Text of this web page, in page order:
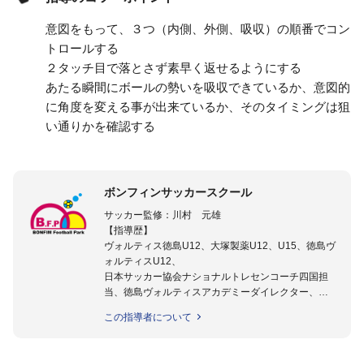
意図をもって、３つ（内側、外側、吸収）の順番でコン
トロールする
２タッチ目で落とさず素早く返せるようにする
あたる瞬間にボールの勢いを吸収できているか、意図的
に角度を変える事が出来ているか、そのタイミングは狙
い通りかを確認する
ボンフィンサッカースクール
サッカー監修：川村 元雄
【指導歴】
ヴォルティス徳島U12、大塚製薬U12、U15、徳島ヴ
ォルティスU12、
日本サッカー協会ナショナルトレセンコーチ四国担
当、徳島ヴォルティスアカデミーダイレクター、
日本サッカー協会公認B級養成講習会インストラクタ
この指導者について